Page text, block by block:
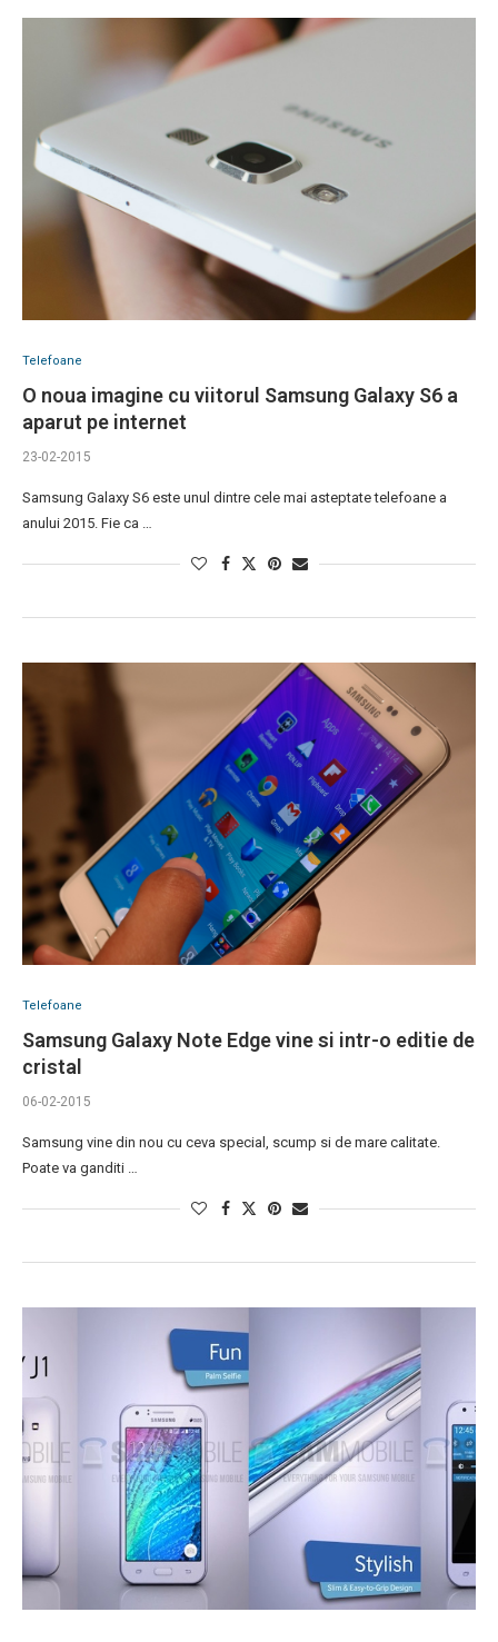
Telefoane
O noua imagine cu viitorul Samsung Galaxy S6 a
aparut pe internet
23-02-2015
Samsung Galaxy S6 este unul dintre cele mai asteptate telefoane a
anului 2015. Fie ca …
Telefoane
Samsung Galaxy Note Edge vine si intr-o editie de
cristal
06-02-2015
Samsung vine din nou cu ceva special, scump si de mare calitate.
Poate va ganditi …